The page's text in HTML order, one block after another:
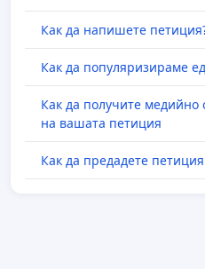
Как да напишете
Как да популяризираме
Как да получите медийно
на вашата петиция
Как да предадете петиция